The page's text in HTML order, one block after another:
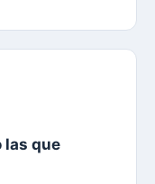
las que